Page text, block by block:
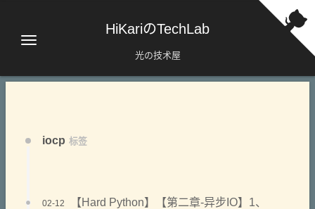
HiKariのTechLab
光の技术屋
iocp 标签
【Hard Python】【第二章-异步IO】1、
02-12